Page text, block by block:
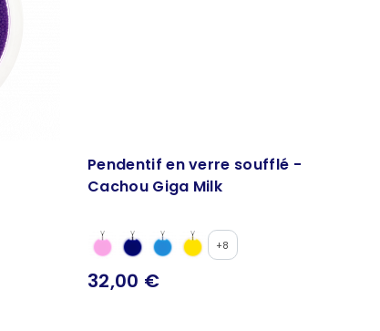
Pendentif en verre soufflé -
Cachou Giga Milk
+8
32,00 €